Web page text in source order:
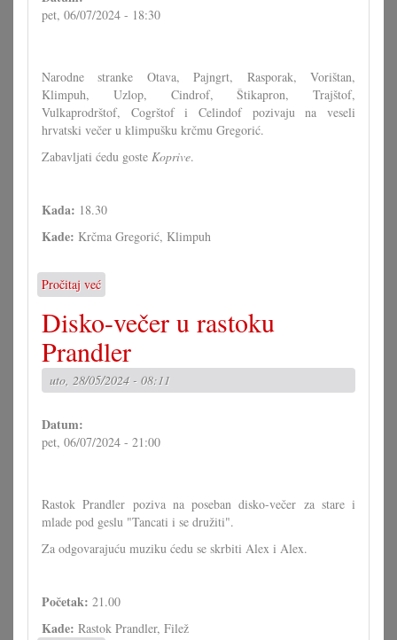
pet, 06/07/2024 - 18:30
Narodne stranke Otava, Pajngrt, Rasporak, Vorištan,
Klimpuh, Uzlop, Cindrof, Štikapron, Trajštof,
Vulkaprodrštof, Cogrštof i Celindof pozivaju na veseli
hrvatski večer u klimpušku krčmu Gregorić.
Zabavljati ćedu goste Koprive.
Kada: 18.30
Kade: Krčma Gregorić, Klimpuh
Pročitaj već
Hrvatski
večer
s
Koprivami
u
Klimpuhu
Disko-večer u rastoku
Prandler
uto, 28/05/2024 - 08:11
Datum:
pet, 06/07/2024 - 21:00
Rastok Prandler poziva na poseban disko-večer za stare i
mlade pod geslu "Tancati i se družiti".
Za odgovarajuću muziku ćedu se skrbiti Alex i Alex.
Početak: 21.00
Kade: Rastok Prandler, Filež